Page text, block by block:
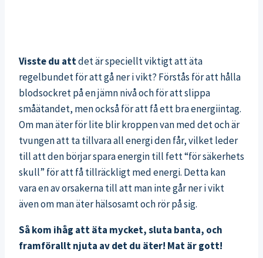
Visste du attdet är speciellt viktigt att äta
regelbundet för att gå ner i vikt? Förstås för att hålla
blodsockret på en jämn nivå och för att slippa
småätandet, men också för att få ett bra energiintag.
Om man äter för lite blir kroppen van med det och är
tvungen att ta tillvara all energi den får, vilket leder
till att den börjar spara energin till fett “för säkerhets
skull” för att få tillräckligt med energi. Detta kan
vara en av orsakerna till att man inte går ner i vikt
även om man äter hälsosamt och rör på sig.
Så kom ihåg att äta mycket, sluta banta, och
framförallt njuta av det du äter! Mat är gott!